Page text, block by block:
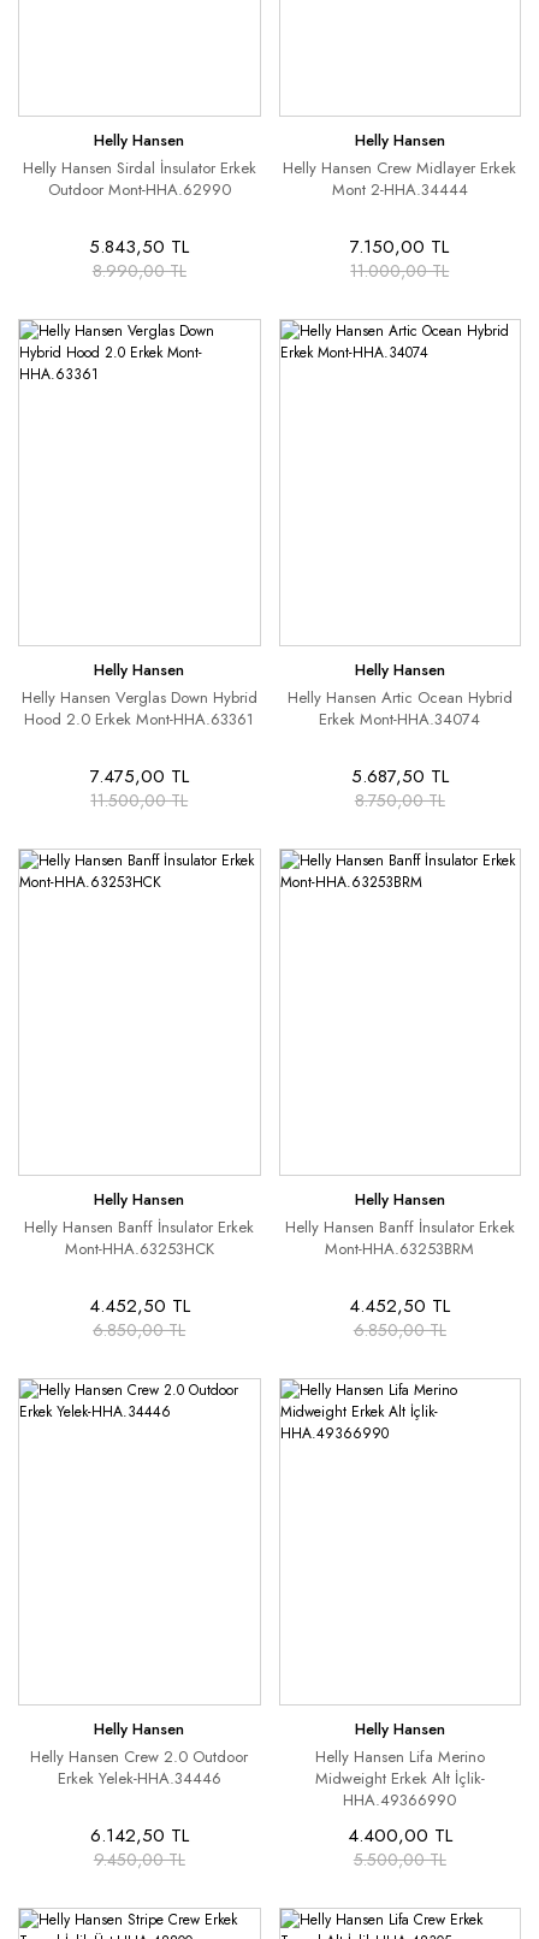
Helly Hansen
Helly Hansen Sirdal İnsulator Erkek
Outdoor Mont-HHA.62990
5.843,50 TL
8.990,00 TL
Helly Hansen
Helly Hansen Crew Midlayer Erkek
Mont 2-HHA.34444
7.150,00 TL
11.000,00 TL
Helly Hansen
Helly Hansen Verglas Down Hybrid
Hood 2.0 Erkek Mont-HHA.63361
7.475,00 TL
11.500,00 TL
Helly Hansen
Helly Hansen Artic Ocean Hybrid
Erkek Mont-HHA.34074
5.687,50 TL
8.750,00 TL
Helly Hansen
Helly Hansen Banff İnsulator Erkek
Mont-HHA.63253HCK
4.452,50 TL
6.850,00 TL
Helly Hansen
Helly Hansen Banff İnsulator Erkek
Mont-HHA.63253BRM
4.452,50 TL
6.850,00 TL
Helly Hansen
Helly Hansen Crew 2.0 Outdoor
Erkek Yelek-HHA.34446
6.142,50 TL
9.450,00 TL
Helly Hansen
Helly Hansen Lifa Merino
Midweight Erkek Alt İçlik-
HHA.49366990
4.400,00 TL
5.500,00 TL